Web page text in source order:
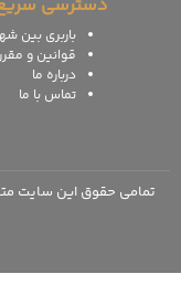
دسترسی سریع
باربری بین شهری
قوانین و مقررات
درباره ما
تماس با ما
تمامی حقوق این سایت